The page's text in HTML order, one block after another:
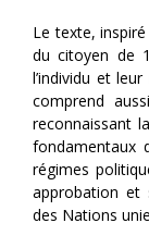
Le texte,
du citoyen de
l’individu et
comprend
reconnaissant
fondamentaux
régimes
approbation et
des Nations